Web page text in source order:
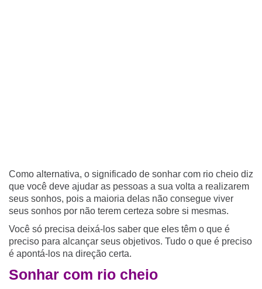
Como alternativa, o significado de sonhar com rio cheio diz
que você deve ajudar as pessoas a sua volta a realizarem
seus sonhos, pois a maioria delas não consegue viver
seus sonhos por não terem certeza sobre si mesmas.
Você só precisa deixá-los saber que eles têm o que é
preciso para alcançar seus objetivos. Tudo o que é preciso
é apontá-los na direção certa.
Sonhar com rio cheio